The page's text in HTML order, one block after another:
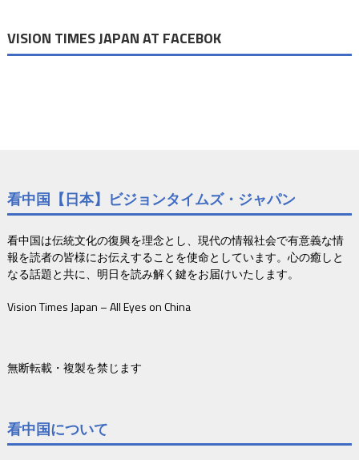
VISION TIMES JAPAN AT FACEBOK
看中国【日本】ビジョンタイムズ・ジャパン
看中国は伝統文化の復興を理念とし、現代の情報社会で有意義な情
報を読者の皆様にお伝えすることを使命としています。心の癒しと
なる話題と共に、明日を読み解く鍵をお届けいたします。
Vision Times Japan – All Eyes on China
無断転載・複製を禁じます
看中国について